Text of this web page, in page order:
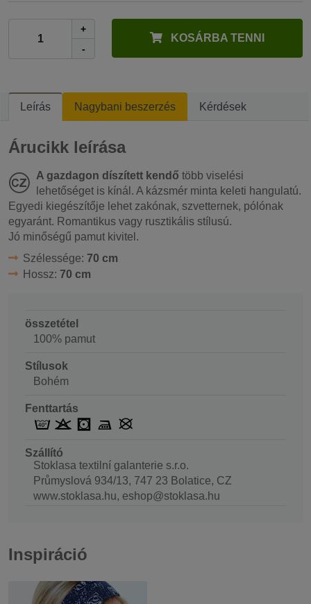
+
-
KOSÁRBA TENNI
Leírás Nagybani beszerzés Kérdések
Árucikk leírása
A gazdagon díszített kendő több viselési
lehetőséget is kínál. A kázsmér minta keleti hangulatú.
Egyedi kiegészítője lehet zakónak, szvetternek, pólónak
egyaránt. Romantikus vagy rusztikális stílusú.
Jó minőségű pamut kivitel.
Szélessége: 70 cm
Hossz: 70 cm
összetétel
100% pamut
Stílusok
Bohém
Fenttartás
Szállító
Stoklasa textilní galanterie s.r.o.
Průmyslová 934/13, 747 23 Bolatice, CZ
www.stoklasa.hu, eshop@stoklasa.hu
Inspiráció